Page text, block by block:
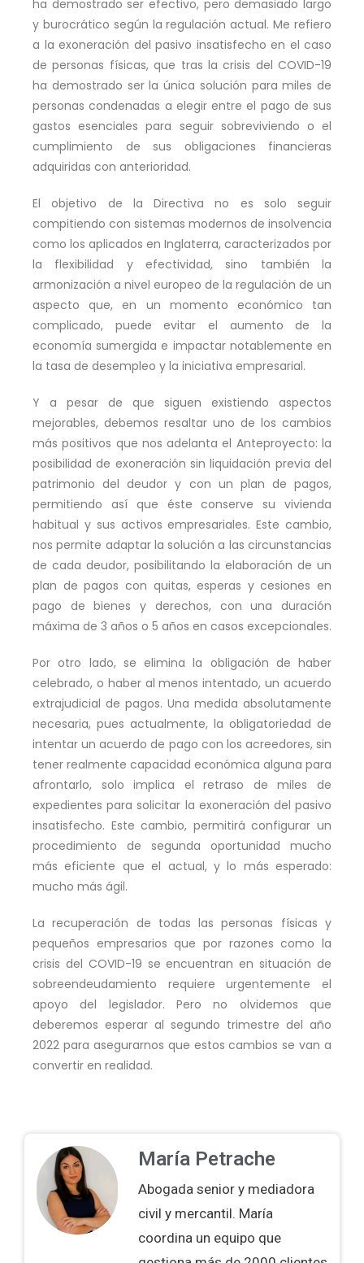
ha demostrado ser efectivo, pero demasiado largo
y burocrático según la regulación actual. Me refiero
a la exoneración del pasivo insatisfecho en el caso
de personas físicas, que tras la crisis del COVID-19
ha demostrado ser la única solución para miles de
personas condenadas a elegir entre el pago de sus
gastos esenciales para seguir sobreviviendo o el
cumplimiento de sus obligaciones financieras
adquiridas con anterioridad.
El objetivo de la Directiva no es solo seguir
compitiendo con sistemas modernos de insolvencia
como los aplicados en Inglaterra, caracterizados por
la flexibilidad y efectividad, sino también la
armonización a nivel europeo de la regulación de un
aspecto que, en un momento económico tan
complicado, puede evitar el aumento de la
economía sumergida e impactar notablemente en
la tasa de desempleo y la iniciativa empresarial.
Y a pesar de que siguen existiendo aspectos
mejorables, debemos resaltar uno de los cambios
más positivos que nos adelanta el Anteproyecto: la
posibilidad de exoneración sin liquidación previa del
patrimonio del deudor y con un plan de pagos,
permitiendo así que éste conserve su vivienda
habitual y sus activos empresariales. Este cambio,
nos permite adaptar la solución a las circunstancias
de cada deudor, posibilitando la elaboración de un
plan de pagos con quitas, esperas y cesiones en
pago de bienes y derechos, con una duración
máxima de 3 años o 5 años en casos excepcionales.
Por otro lado, se elimina la obligación de haber
celebrado, o haber al menos intentado, un acuerdo
extrajudicial de pagos. Una medida absolutamente
necesaria, pues actualmente, la obligatoriedad de
intentar un acuerdo de pago con los acreedores, sin
tener realmente capacidad económica alguna para
afrontarlo, solo implica el retraso de miles de
expedientes para solicitar la exoneración del pasivo
insatisfecho. Este cambio, permitirá configurar un
procedimiento de segunda oportunidad mucho
más eficiente que el actual, y lo más esperado:
mucho más ágil.
La recuperación de todas las personas físicas y
pequeños empresarios que por razones como la
crisis del COVID-19 se encuentran en situación de
sobreendeudamiento requiere urgentemente el
apoyo del legislador. Pero no olvidemos que
deberemos esperar al segundo trimestre del año
2022 para asegurarnos que estos cambios se van a
convertir en realidad.
María Petrache
Abogada senior y mediadora
civil y mercantil. María
coordina un equipo que